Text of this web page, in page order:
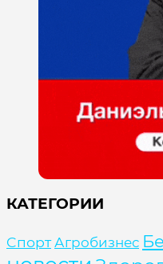
КАТЕГОРИИ
Cпорт Агробизнес